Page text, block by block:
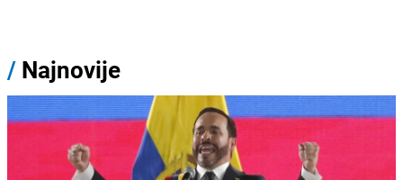
/ Najnovije